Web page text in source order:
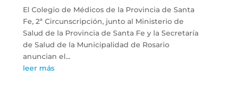
El Colegio de Médicos de la Provincia de Santa
Fe, 2ª Circunscripción, junto al Ministerio de
Salud de la Provincia de Santa Fe y la Secretaría
de Salud de la Municipalidad de Rosario
anuncian el...
leer más